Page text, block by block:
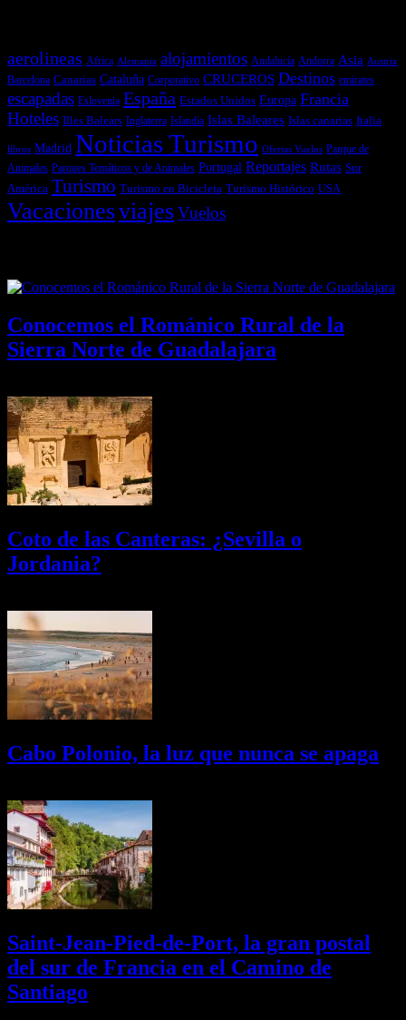
aerolineas Africa Alemania alojamientos Andalucía Andorra Asia Austria
Barcelona Canarias Cataluña Corporativo CRUCEROS Destinos emirates
escapadas Eslovenia España Estados Unidos Europa Francia
Hoteles Illes Balears Inglaterra Islandia Islas Baleares Islas canarias Italia
libros Madrid Noticias Turismo Ofertas Vuelos Parque de
Animales Parques Temáticos y de Animales Portugal Reportajes Rutas Sur
América Turismo Turismo en Bicicleta Turismo Histórico USA
VacacionesviajesVuelos
Conocemos el Románico Rural de la
Sierra Norte de Guadalajara
Coto de las Canteras: ¿Sevilla o
Jordania?
Cabo Polonio, la luz que nunca se apaga
Saint-Jean-Pied-de-Port, la gran postal
del sur de Francia en el Camino de
Santiago